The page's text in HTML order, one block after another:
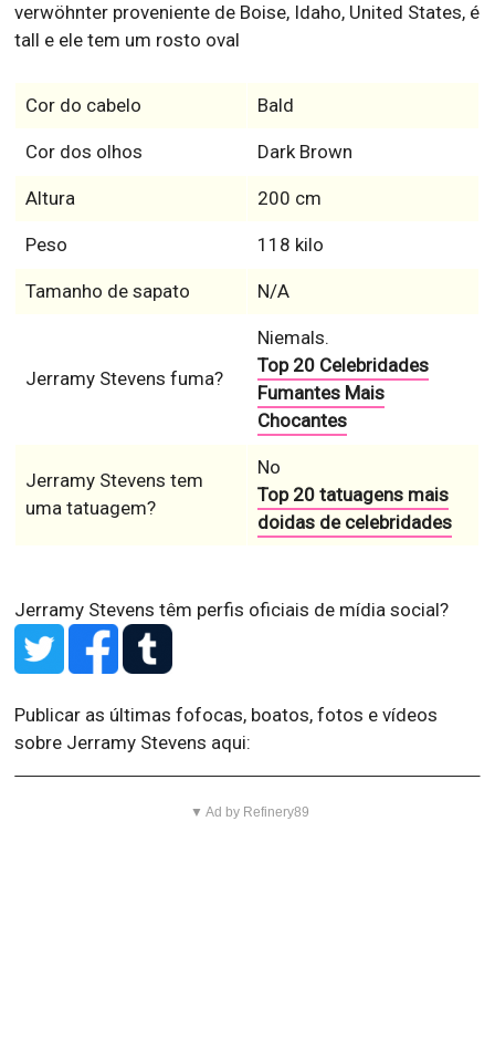
verwöhnter proveniente de Boise, Idaho, United States, é
tall e ele tem um rosto oval
Cor do cabelo Bald
Cor dos olhos Dark Brown
Altura 200 cm
Peso 118 kilo
Tamanho de sapato N/A
Jerramy Stevens fuma?
Niemals.
Top 20 Celebridades
Fumantes Mais
Chocantes
Jerramy Stevens tem
uma tatuagem?
No
Top 20 tatuagens mais
doidas de celebridades
Jerramy Stevens têm perfis oficiais de mídia social?
Publicar as últimas fofocas, boatos, fotos e vídeos
sobre Jerramy Stevens aqui:
▼ Ad by Refinery89